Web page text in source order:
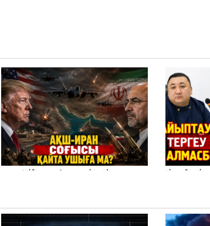
تەكەتىرەسنەلىكتەنقايتاۋشىقتى؟